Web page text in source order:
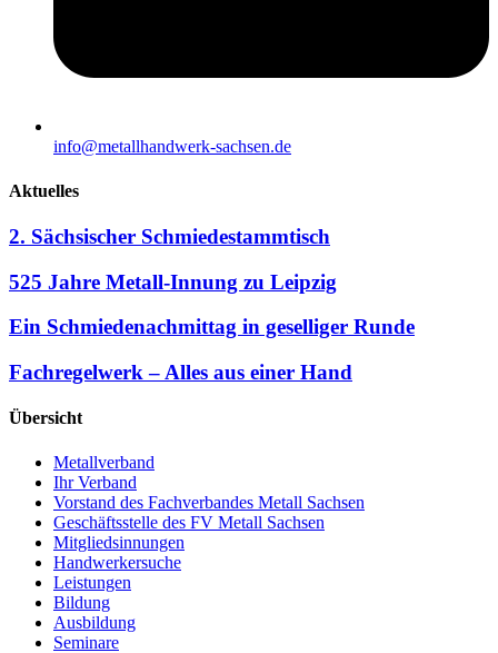
info@metallhandwerk-sachsen.de
Aktuelles
2. Sächsischer Schmiedestammtisch
525 Jahre Metall-Innung zu Leipzig
Ein Schmiedenachmittag in geselliger Runde
Fachregelwerk – Alles aus einer Hand
Übersicht
Metallverband
Ihr Verband
Vorstand des Fachverbandes Metall Sachsen
Geschäftsstelle des FV Metall Sachsen
Mitgliedsinnungen
Handwerkersuche
Leistungen
Bildung
Ausbildung
Seminare